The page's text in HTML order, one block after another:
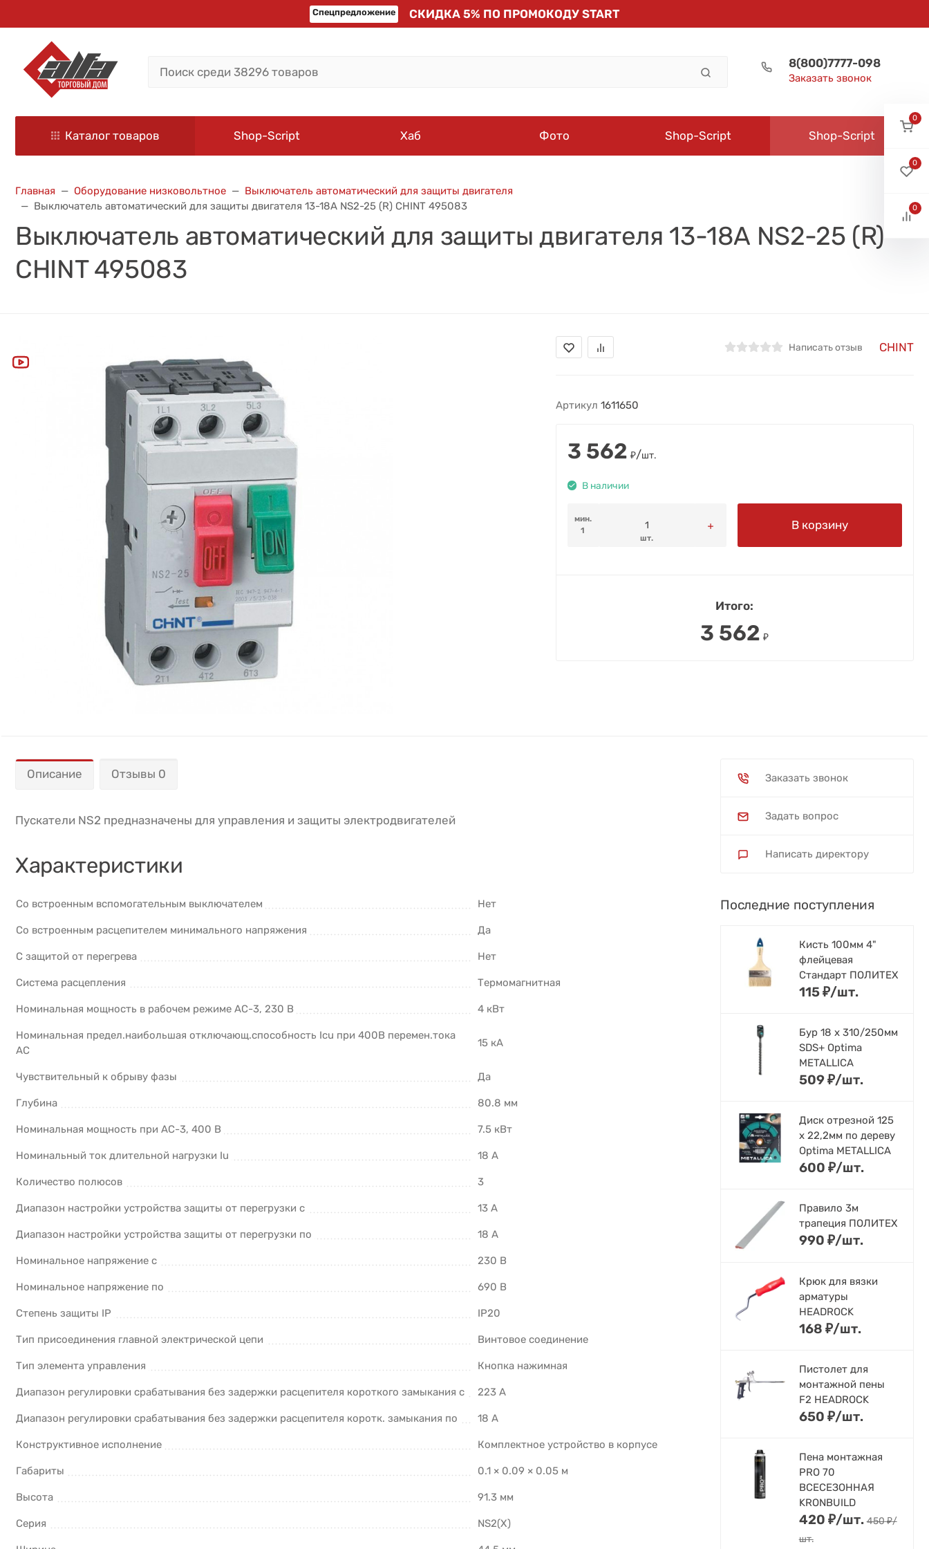
Спецпредложение СКИДКА 5% ПО ПРОМОКОДУ START
8(800)7777-098
Заказать звонок
Каталог товаров Shop-Script Хаб Фото Shop-Script Shop-Script
Главная Оборудование низковольтное
Выключатель автоматический для защиты двигателя
Выключатель автоматический для защиты двигателя 13-18А NS2-25 (R) CHINT 495083
Выключатель автоматический для защиты двигателя 13-18А NS2-25 (R)
CHINT 495083
Написать отзыв CHINT
Артикул 1611650
3 562 ₽/шт.
В наличии
мин.
1
шт.
В корзину
Итого:
3 562 ₽
Описание Отзывы 0
Пускатели NS2 предназначены для управления и защиты электродвигателей
Характеристики
Со встроенным вспомогательным выключателем Нет
Со встроенным расцепителем минимального напряжения Да
С защитой от перегрева Нет
Система расцепления Термомагнитная
Номинальная мощность в рабочем режиме AC-3, 230 В 4 кВт
Номинальная предел.наибольшая отключающ.способность Icu при 400В перемен.тока
AC
15 кА
Чувствительный к обрыву фазы Да
Глубина 80.8 мм
Номинальная мощность при AC-3, 400 В 7.5 кВт
Номинальный ток длительной нагрузки Iu 18 А
Количество полюсов 3
Диапазон настройки устройства защиты от перегрузки с 13 А
Диапазон настройки устройства защиты от перегрузки по 18 А
Номинальное напряжение с 230 В
Номинальное напряжение по 690 В
Степень защиты IP IP20
Тип присоединения главной электрической цепи Винтовое соединение
Тип элемента управления Кнопка нажимная
Диапазон регулировки срабатывания без задержки расцепителя короткого замыкания с 223 А
Диапазон регулировки срабатывания без задержки расцепителя коротк. замыкания по 18 А
Конструктивное исполнение Комплектное устройство в корпусе
Габариты 0.1 × 0.09 × 0.05 м
Высота 91.3 мм
Серия NS2(X)
Заказать звонок
Задать вопрос
Написать директору
Последние поступления
Кисть 100мм 4"
флейцевая
Стандарт ПОЛИТЕХ
115₽/шт.
Бур 18 х 310/250мм
SDS+ Optima
METALLICA
509₽/шт.
Диск отрезной 125
x 22,2мм по дереву
Optima METALLICA
600 ₽/шт.
Правило 3м
трапеция ПОЛИТЕХ
990 ₽/шт.
Крюк для вязки
арматуры
HEADROCK
168 ₽/шт.
Пистолет для
монтажной пены
F2 HEADROCK
650 ₽/шт.
Пена монтажная
PRO 70
ВСЕСЕЗОННАЯ
KRONBUILD
420 ₽/шт. 450₽/
шт.
0
0
0